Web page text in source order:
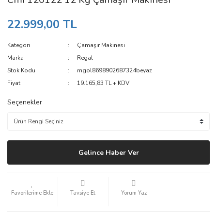
22.999,00 TL
Kategori
Çamaşır Makinesi
Marka
Regal
Stok Kodu
mgol8698902687324beyaz
Fiyat
19.165,83 TL + KDV
Seçenekler
Gelince Haber Ver
Tavsiye Et Yorum Yaz